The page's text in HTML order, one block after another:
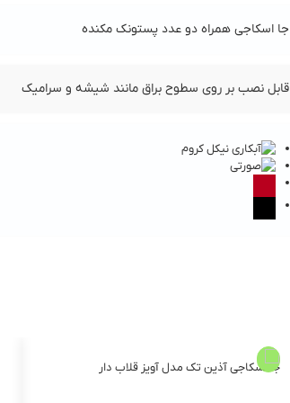
جا اسکاجی همراه دو عدد پستونک مکنده
قابل نصب بر روی سطوح براق مانند شیشه و سرامیک
جا اسکاجی آذین تک مدل آویز قلاب دار